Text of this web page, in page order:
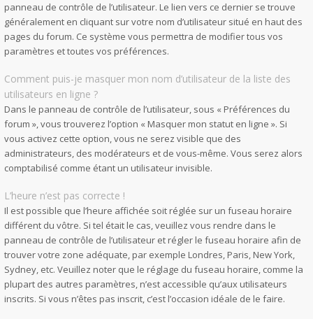
panneau de contrôle de l’utilisateur. Le lien vers ce dernier se trouve
généralement en cliquant sur votre nom d’utilisateur situé en haut des
pages du forum. Ce système vous permettra de modifier tous vos
paramètres et toutes vos préférences.
Comment puis-je masquer mon nom d’utilisateur de la liste des
utilisateurs en ligne ?
Dans le panneau de contrôle de l’utilisateur, sous « Préférences du
forum », vous trouverez l’option « Masquer mon statut en ligne ». Si
vous activez cette option, vous ne serez visible que des
administrateurs, des modérateurs et de vous-même. Vous serez alors
comptabilisé comme étant un utilisateur invisible.
L’heure n’est pas correcte !
Il est possible que l’heure affichée soit réglée sur un fuseau horaire
différent du vôtre. Si tel était le cas, veuillez vous rendre dans le
panneau de contrôle de l’utilisateur et régler le fuseau horaire afin de
trouver votre zone adéquate, par exemple Londres, Paris, New York,
Sydney, etc. Veuillez noter que le réglage du fuseau horaire, comme la
plupart des autres paramètres, n’est accessible qu’aux utilisateurs
inscrits. Si vous n’êtes pas inscrit, c’est l’occasion idéale de le faire.